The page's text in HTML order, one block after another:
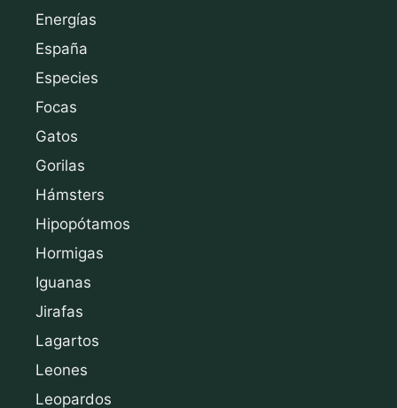
Energías
España
Especies
Focas
Gatos
Gorilas
Hámsters
Hipopótamos
Hormigas
Iguanas
Jirafas
Lagartos
Leones
Leopardos